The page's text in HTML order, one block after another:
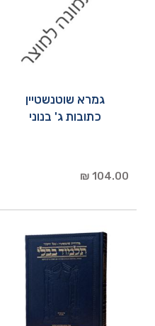
גמרא שוטנשטיין
כתובות ג' בנוני
104.00 ₪